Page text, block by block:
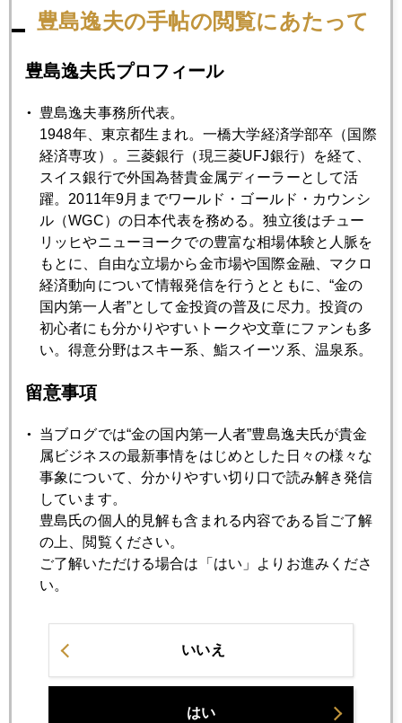
2023年06月28日
ワグネルの資金源はアフリカ産金か
2023年06月27日
ロシア内乱、有事の金は動かず
2023年06月23日
国際金価格、１９１０ドル台まで急落
2023年06月22日
パウエル氏議会証言の顛末、逆イールドが加速
2023年06月21日
2023年06月20日
円建て金価格、１万円視野、売る人、買う人
2023年06月16日
ＦＯＭＣ後、金価格上昇のワケ
2023年06月14日
日本株爆上げ、ヘッジの金も重要度増す
豊島逸夫の手帖の閲覧にあたって
豊島逸夫氏プロフィール
豊島逸夫事務所代表。
1948年、東京都生まれ。一橋大学経済学部卒（国際
経済専攻）。三菱銀行（現三菱UFJ銀行）を経て、
スイス銀行で外国為替貴金属ディーラーとして活
躍。2011年9月までワールド・ゴールド・カウンシ
ル（WGC）の日本代表を務める。独立後はチュー
リッヒやニューヨークでの豊富な相場体験と人脈を
もとに、自由な立場から金市場や国際金融、マクロ
経済動向について情報発信を行うとともに、“金の
国内第一人者”として金投資の普及に尽力。投資の
初心者にも分かりやすいトークや文章にファンも多
い。得意分野はスキー系、鮨スイーツ系、温泉系。
留意事項
当ブログでは“金の国内第一人者”豊島逸夫氏が貴金
属ビジネスの最新事情をはじめとした日々の様々な
事象について、分かりやすい切り口で読み解き発信
しています。
豊島氏の個人的見解も含まれる内容である旨ご了解
の上、閲覧ください。
ご了解いただける場合は「はい」よりお進みくださ
い。
いいえ
はい